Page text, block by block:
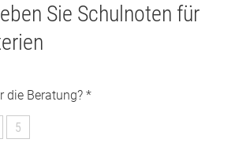
Sie Schulnoten für
die Beratung? *
5